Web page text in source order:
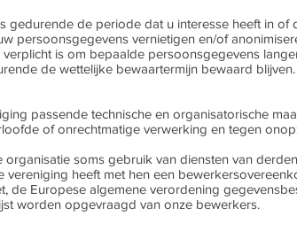
de periode dat u interesse heeft in of
persoonsgegevens vernietigen en/of
is om bepaalde persoonsgegevens
de wettelijke bewaartermijn bewaard blijven.
passende technische en organisatorische
of onrechtmatige verwerking en tegen
soms gebruik van diensten van
heeft met hen een
de Europese algemene verordening
worden opgevraagd van onze bewerkers.